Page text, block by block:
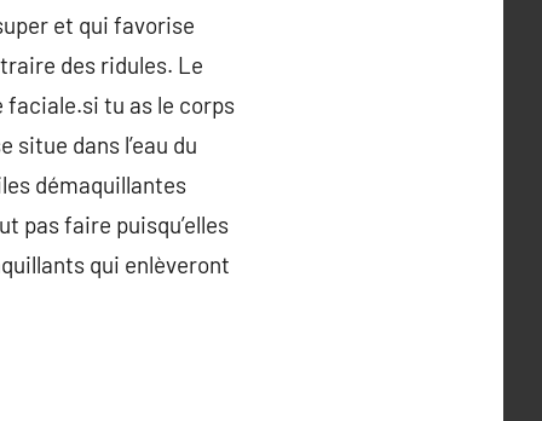
et qui favorise
des ridules. Le
tu as le corps
dans l’eau du
démaquillantes
pas faire puisqu’elles
qui enlèveront